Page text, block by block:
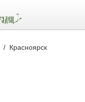
Красноярск